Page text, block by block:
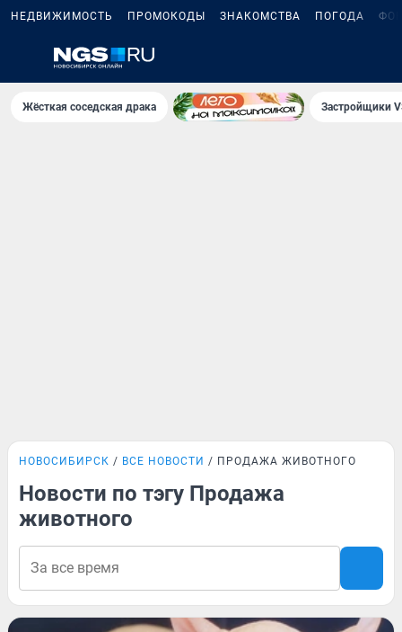
НЕДВИЖИМОСТЬ ПРОМОКОДЫ ЗНАКОМСТВА ПОГОДА
Жёсткая соседская драка Застройщики
НОВОСИБИРСК ВСЕ НОВОСТИ ПРОДАЖА ЖИВОТНОГО
Новости по тэгу Продажа
животного